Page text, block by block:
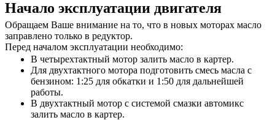
Начало эксплуатации двигателя
Обращаем Ваше внимание на то, что в новых моторах масло
заправлено только в редуктор.
Перед началом эксплуатации необходимо:
В четырехтактный мотор залить масло в картер.
Для двухтактного мотора подготовить смесь масла с
бензином: 1:25 для обкатки и 1:50 для дальнейшей
работы.
В двухтактный мотор с системой смазки автомикс
залить масло в картер.